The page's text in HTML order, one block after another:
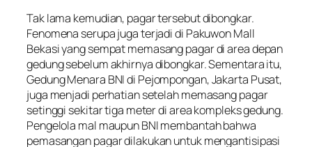
Tak lama kemudian, pagar tersebut dibongkar.
Fenomena serupa juga terjadi di Pakuwon Mall
Bekasi yang sempat memasang pagar di area depan
gedung sebelum akhirnya dibongkar. Sementara itu,
Gedung Menara BNI di Pejompongan, Jakarta Pusat,
juga menjadi perhatian setelah memasang pagar
setinggi sekitar tiga meter di area kompleks gedung.
Pengelola mal maupun BNI membantah bahwa
pemasangan pagar dilakukan untuk mengantisipasi